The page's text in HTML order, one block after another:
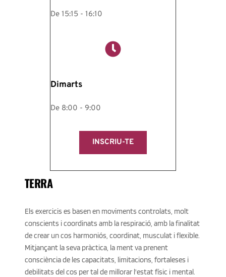
De 15:15 - 16:10
Dimarts
De 8:00 - 9:00
INSCRIU-TE
TERRA
Els exercicis es basen en moviments controlats, molt
conscients i coordinats amb la respiració, amb la finalitat
de crear un cos harmoniós, coordinat, musculat i flexible.
Mitjançant la seva pràctica, la ment va prenent
consciència de les capacitats, limitacions, fortaleses i
debilitats del cos per tal de millorar l'estat físic i mental.